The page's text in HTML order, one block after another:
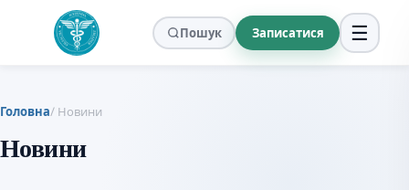
Пошук Записатися ☰
Головна/ Новини
Новини